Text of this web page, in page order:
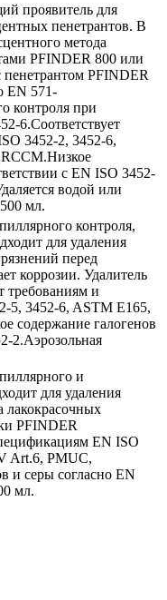
проявитель для
пенетрантов. В
метода
PFINDER 800 или
PFINDER
EN 571-
контроля при
6.Соответствует
3452-2, 3452-6,
с EN ISO 3452-
водой или
мл.
контроля,
для удаления
перед
коррозии. Удалитель
требованиям и
5, 3452-6, ASTM E165,
содержание галогенов
2.Аэрозольная
и
для удаления
лакокрасочных
PFINDER
EN ISO
Art.6, PMUC,
и серы согласно EN
мл.